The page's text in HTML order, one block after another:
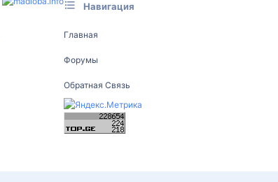
Навигация
Главная
Форумы
Обратная Связь